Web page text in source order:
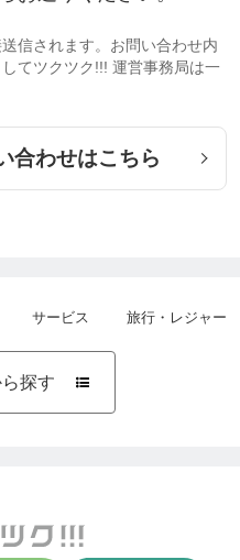
信されます。お問い合わせ内
てツクツク!!! 運営事務局は一
合わせはこちら
サービス 旅行・レジャー
探す 